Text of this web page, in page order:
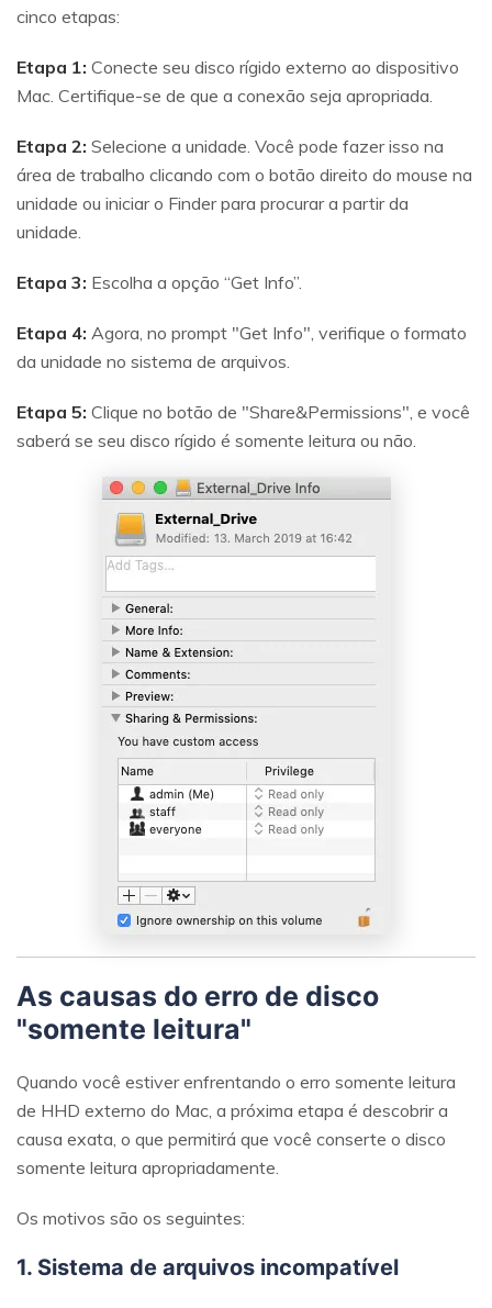
cinco etapas:
Etapa 1: Conecte seu disco rígido externo ao dispositivo
Mac. Certifique-se de que a conexão seja apropriada.
Etapa 2: Selecione a unidade. Você pode fazer isso na
área de trabalho clicando com o botão direito do mouse na
unidade ou iniciar o Finder para procurar a partir da
unidade.
Etapa 3: Escolha a opção “Get Info”.
Etapa 4: Agora, no prompt "Get Info", verifique o formato
da unidade no sistema de arquivos.
Etapa 5: Clique no botão de "Share&Permissions", e você
saberá se seu disco rígido é somente leitura ou não.
As causas do erro de disco
"somente leitura"
Quando você estiver enfrentando o erro somente leitura
de HHD externo do Mac, a próxima etapa é descobrir a
causa exata, o que permitirá que você conserte o disco
somente leitura apropriadamente.
Os motivos são os seguintes:
1. Sistema de arquivos incompatível